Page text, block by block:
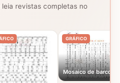
revistas completas no
GRÁFICO
Mosaico de barcos